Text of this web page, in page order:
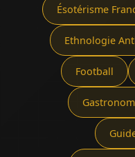
Ésotérisme
Ethnologie
Football